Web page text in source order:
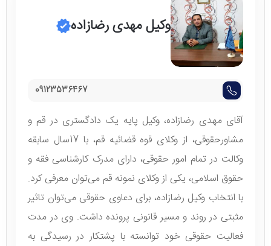
وکیل مهدی رضازاده
09123536467
آقای مهدی رضازاده، وکیل پایه یک دادگستری در قم و
مشاورحقوقی، از وکلای قوه قضائیه قم، با 17سال سابقه
وکالت در تمام امور حقوقی، دارای مدرک کارشناسی فقه و
حقوق اسلامی، یکی از وکلای نمونه قم می‌توان معرفی کرد.
با انتخاب وکیل رضازاده، برای دعاوی حقوقی می‌توان تاثیر
مثبتی در روند و مسیر قانونی پرونده داشت. وی در مدت
فعالیت حقوقی خود توانسته با پشتکار در رسیدگی به